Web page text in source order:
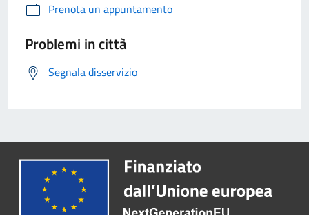
Prenota un appuntamento
Problemi in città
Segnala disservizio